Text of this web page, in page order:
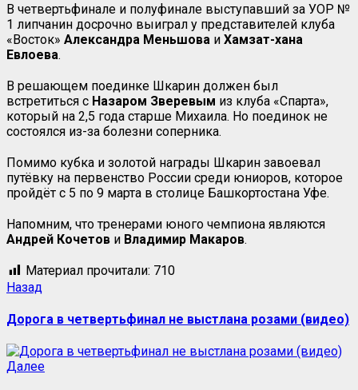
В четвертьфинале и полуфинале выступавший за УОР №
1 липчанин досрочно выиграл у представителей клуба
«Восток» Александра Меньшова и Хамзат-хана
Евлоева.
В решающем поединке Шкарин должен был
встретиться с Назаром Зверевым из клуба «Спарта»,
который на 2,5 года старше Михаила. Но поединок не
состоялся из-за болезни соперника.
Помимо кубка и золотой награды Шкарин завоевал
путёвку на первенство России среди юниоров, которое
пройдёт с 5 по 9 марта в столице Башкортостана Уфе.
Напомним, что тренерами юного чемпиона являются
Андрей Кочетов и Владимир Макаров.
Материал прочитали: 710
Назад
Дорога в четвертьфинал не выстлана розами (видео)
Далее